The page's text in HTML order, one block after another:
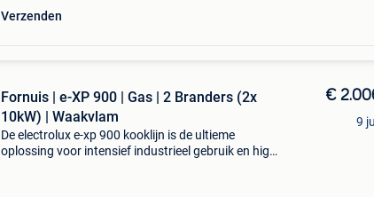
Verzenden
Fornuis | e-XP 900 | Gas | 2 Branders (2x
10kW) | Waakvlam
De electrolux e-xp 900 kooklijn is de ultieme
oplossing voor intensief industrieel gebruik en high-
€
9